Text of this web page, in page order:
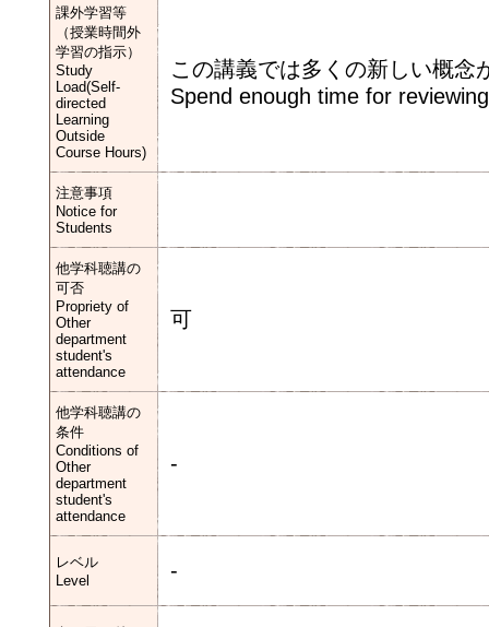
課外学習等
（授業時間外
学習の指示）
Study
Load(Self-
directed
Learning
Outside
Course Hours)
この講義では多くの新しい概念
Spend enough time for
注意事項
Notice for
Students
他学科聴講の
可否
Propriety of
Other
department
student's
attendance
可
他学科聴講の
条件
Conditions of
Other
department
student's
attendance
-
レベル
Level
-